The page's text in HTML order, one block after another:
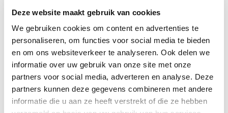
Deze website maakt gebruik van cookies
We gebruiken cookies om content en advertenties te
personaliseren, om functies voor social media te bieden
en om ons websiteverkeer te analyseren. Ook delen we
informatie over uw gebruik van onze site met onze
partners voor social media, adverteren en analyse. Deze
partners kunnen deze gegevens combineren met andere
informatie die u aan ze heeft verstrekt of die ze hebben
Bericht